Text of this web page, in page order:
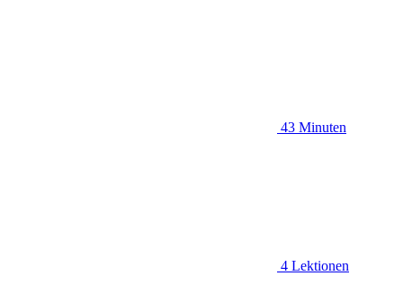
43 Minuten
4 Lektionen